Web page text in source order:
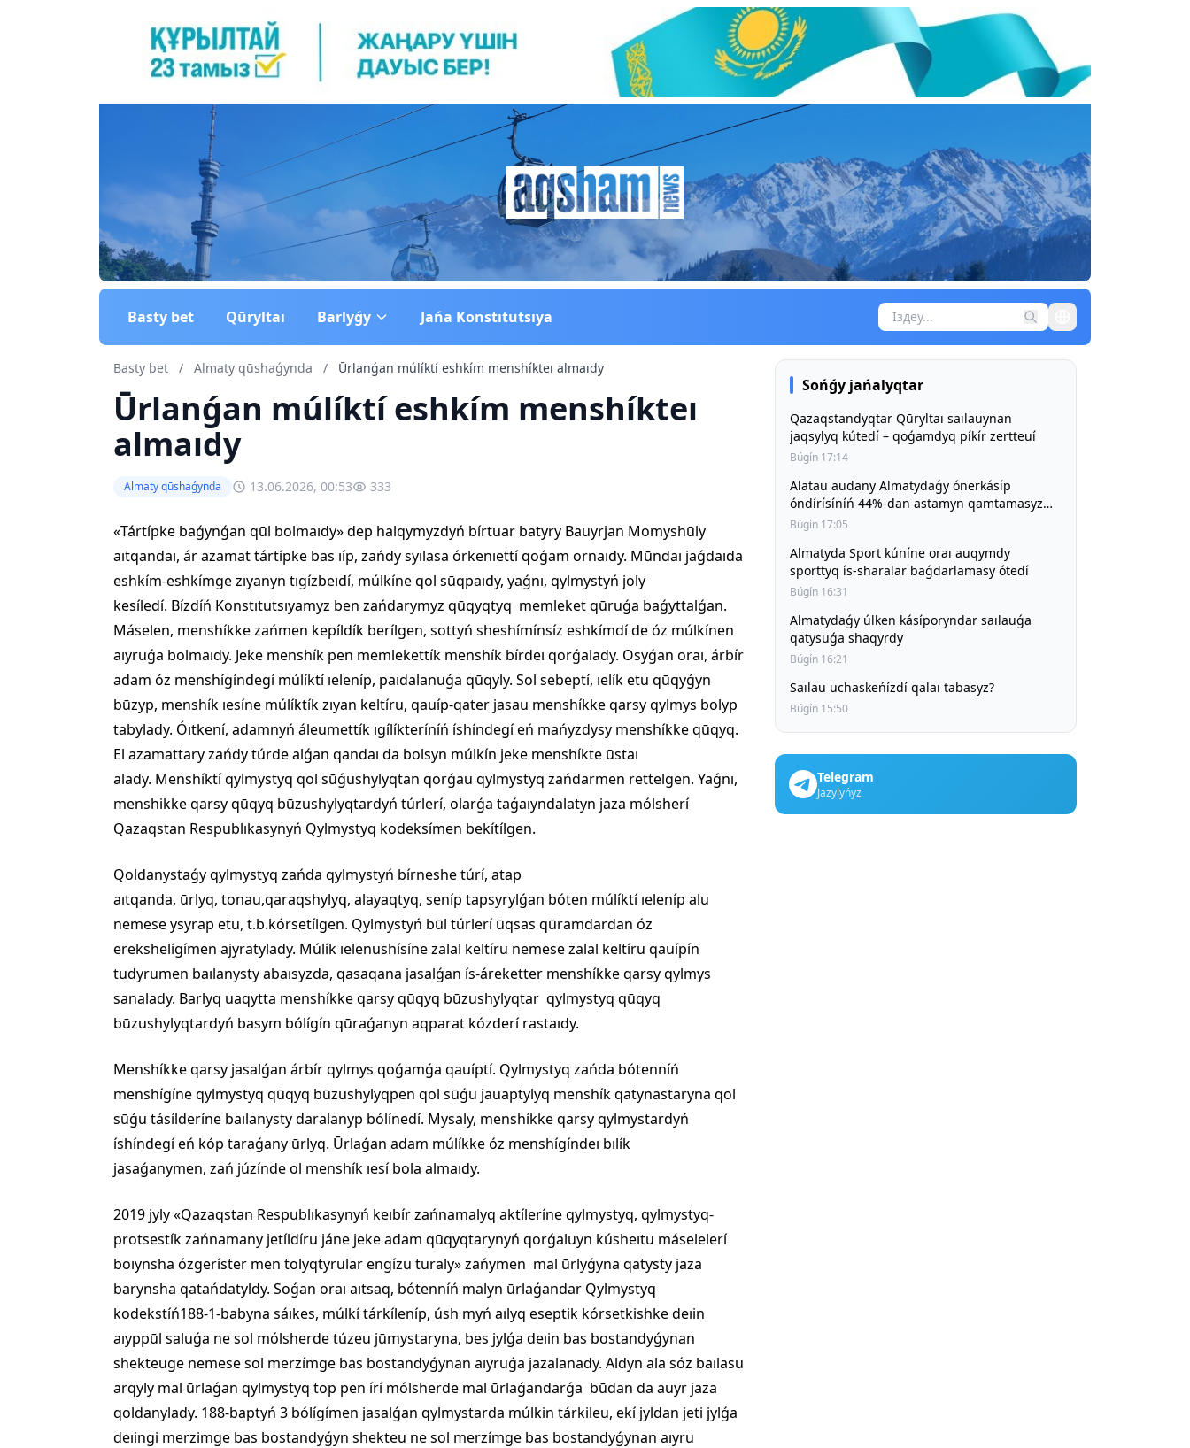
Basty bet Qūryltaı Barlyǵy Jańa Konstıtutsıya
Basty bet / Almaty qūshaǵynda / Ūrlanǵan múlíktí eshkím menshíkteı almaıdy
Ūrlanǵan múlíktí eshkím menshíkteı
almaıdy
Almaty qūshaǵynda 13.06.2026, 00:53 333
«Tártípke baǵynǵan qūl bolmaıdy» dep halqymyzdyń bírtuar batyry Bauyrjan Momyshūly
aıtqandaı, ár azamat tártípke bas ıíp, zańdy syılasa órkenıettí qoǵam ornaıdy. Mūndaı jaǵdaıda
eshkím-eshkímge zıyanyn tıgízbeıdí, múlkíne qol sūqpaıdy, yaǵnı, qylmystyń joly
kesíledí. Bízdíń Konstıtutsıyamyz ben zańdarymyz qūqyqtyq memleket qūruǵa baǵyttalǵan.
Máselen, menshíkke zańmen kepíldík berílgen, sottyń sheshímínsíz eshkímdí de óz múlkínen
aıyruǵa bolmaıdy. Jeke menshík pen memlekettík menshík bírdeı qorǵalady. Osyǵan oraı, árbír
adam óz menshígíndegí múlíktí ıeleníp, paıdalanuǵa qūqyly. Sol sebeptí, ıelík etu qūqyǵyn
būzyp, menshík ıesíne múlíktík zıyan keltíru, qauíp-qater jasau menshíkke qarsy qylmys bolyp
tabylady. Óıtkení, adamnyń áleumettík ıgílíkteríníń íshíndegí eń mańyzdysy menshíkke qūqyq.
El azamattary zańdy túrde alǵan qandaı da bolsyn múlkín jeke menshíkte ūstaı
alady. Menshíktí qylmystyq qol sūǵushylyqtan qorǵau qylmystyq zańdarmen rettelgen. Yaǵnı,
menshikke qarsy qūqyq būzushylyqtardyń túrlerí, olarǵa taǵaıyndalatyn jaza mólsherí
Qazaqstan Respublıkasynyń Qylmystyq kodeksímen bekítílgen.
Qoldanystaǵy qylmystyq zańda qylmystyń bírneshe túrí, atap
aıtqanda, ūrlyq, tonau,qaraqshylyq, alayaqtyq, seníp tapsyrylǵan bóten múlíktí ıeleníp alu
nemese ysyrap etu, t.b.kórsetílgen. Qylmystyń būl túrlerí ūqsas qūramdardan óz
erekshelígímen ajyratylady. Múlík ıelenushísíne zalal keltíru nemese zalal keltíru qauípín
tudyrumen baılanysty abaısyzda, qasaqana jasalǵan ís-áreketter menshíkke qarsy qylmys
sanalady. Barlyq uaqytta menshíkke qarsy qūqyq būzushylyqtar qylmystyq qūqyq
būzushylyqtardyń basym bólígín qūraǵanyn aqparat kózderí rastaıdy.
Menshíkke qarsy jasalǵan árbír qylmys qoǵamǵa qauíptí. Qylmystyq zańda bótenníń
menshígíne qylmystyq qūqyq būzushylyqpen qol sūǵu jauaptylyq menshík qatynastaryna qol
sūǵu tásílderíne baılanysty daralanyp bólínedí. Mysaly, menshíkke qarsy qylmystardyń
íshíndegí eń kóp taraǵany ūrlyq. Ūrlaǵan adam múlíkke óz menshígíndeı bılík
jasaǵanymen, zań júzínde ol menshík ıesí bola almaıdy.
2019 jyly «Qazaqstan Respublıkasynyń keıbír zańnamalyq aktíleríne qylmystyq, qylmystyq-
protsestík zańnamany jetíldíru jáne jeke adam qūqyqtarynyń qorǵaluyn kúsheıtu máselelerí
boıynsha ózgeríster men tolyqtyrular engízu turaly» zańymen mal ūrlyǵyna qatysty jaza
barynsha qatańdatyldy. Soǵan oraı aıtsaq, bótenníń malyn ūrlaǵandar Qylmystyq
kodekstíń188-1-babyna sáıkes, múlkí tárkíleníp, úsh myń aılyq eseptik kórsetkishke deıin
aıyppūl saluǵa ne sol mólsherde túzeu jūmystaryna, bes jylǵa deıin bas bostandyǵynan
shekteuge nemese sol merzímge bas bostandyǵynan aıyruǵa jazalanady. Aldyn ala sóz baılasu
arqyly mal ūrlaǵan qylmystyq top pen írí mólsherde mal ūrlaǵandarǵa būdan da auyr jaza
qoldanylady. 188-baptyń 3 bólígímen jasalǵan qylmystarda múlkin tárkileu, ekí jyldan jeti jylǵa
deıingi merzimge bas bostandyǵyn shekteu ne sol merzímge bas bostandyǵynan aıyru
Sońǵy jańalyqtar
Qazaqstandyqtar Qūryltaı saılauynan
jaqsylyq kútedí – qoǵamdyq píkír zertteuí
Búgín 17:14
Alatau audany Almatydaǵy ónerkásíp
óndírísíníń 44%-dan astamyn qamtamasyz
etíp otyr
Búgín 17:05
Almatyda Sport kúníne oraı auqymdy
sporttyq ís-sharalar baǵdarlamasy ótedí
Búgín 16:31
Almatydaǵy úlken kásíporyndar saılauǵa
qatysuǵa shaqyrdy
Búgín 16:21
Saılau uchaskeńízdí qalaı tabasyz?
Búgín 15:50
Telegram
Jazylyńyz